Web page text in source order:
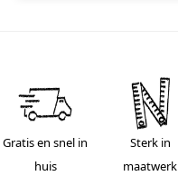
Gratis en snel in
huis
Sterk in
maatwerk